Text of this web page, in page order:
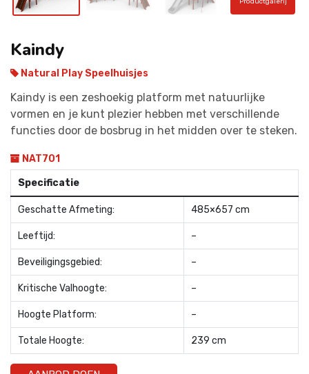
Kaindy
Natural Play Speelhuisjes
Kaindy is een zeshoekig platform met natuurlijke
vormen en je kunt plezier hebben met verschillende
functies door de bosbrug in het midden over te steken.
NAT701
Specificatie
Geschatte Afmeting: 485×657 cm
Leeftijd: –
Beveiligingsgebied: –
Kritische Valhoogte: –
Hoogte Platform: –
Totale Hoogte: 239 cm